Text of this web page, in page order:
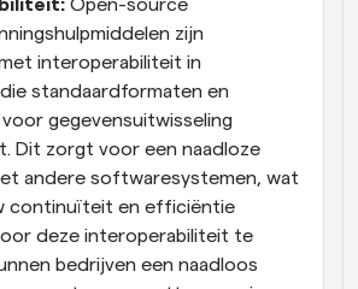
Open-source
zijn
interoperabiliteit in
standaardformaten en
gegevensuitwisseling
Dit zorgt voor een naadloze
andere softwaresystemen, wat
continuïteit en efficiëntie
deze interoperabiliteit te
bedrijven een naadloos